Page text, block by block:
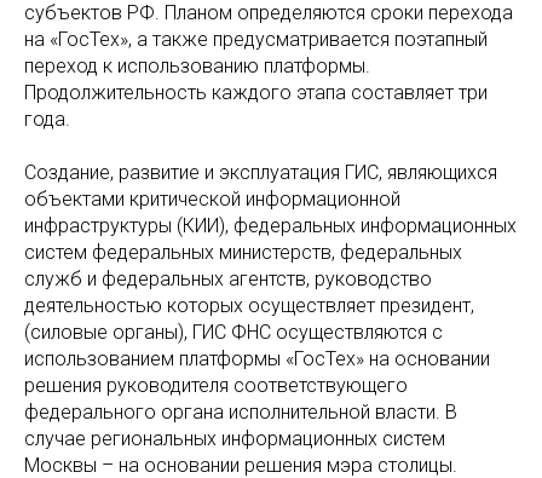
субъектов РФ. Планом определяются сроки перехода
на «ГосТех», а также предусматривается поэтапный
переход к использованию платформы.
Продолжительность каждого этапа составляет три
года.
Создание, развитие и эксплуатация ГИС, являющихся
объектами критической информационной
инфраструктуры (КИИ), федеральных информационных
систем федеральных министерств, федеральных
служб и федеральных агентств, руководство
деятельностью которых осуществляет президент,
(силовые органы), ГИС ФНС осуществляются с
использованием платформы «ГосТех» на основании
решения руководителя соответствующего
федерального органа исполнительной власти. В
случае региональных информационных систем
Москвы – на основании решения мэра столицы.